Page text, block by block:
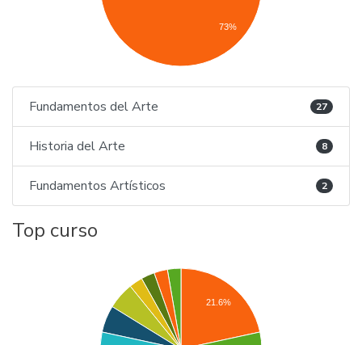
73%
Fundamentos del Arte 27
Historia del Arte 8
Fundamentos Artísticos 2
Top curso
21.6%